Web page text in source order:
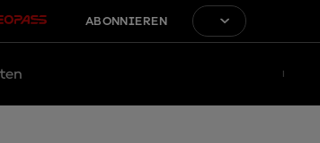
ABONNIEREN